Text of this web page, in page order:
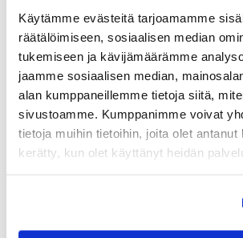
Käytämme evästeitä tarjoamamme
räätälöimiseen, sosiaalisen median
tukemiseen ja kävijämäärämme
jaamme sosiaalisen median,
alan kumppaneillemme tietoja siitä,
sivustoamme. Kumppanimme voivat
tietoja muihin tietoihin, joita olet antanut
kerätty, kun olet käyttänyt heidän
Suomi
Golf jäsenyys
Valitse seura:
Jäsennumero: